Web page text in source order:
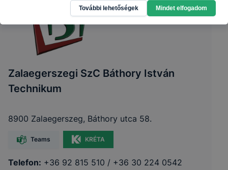
Zalaegerszegi SzC Báthory István
Technikum
8900 Zalaegerszeg, Báthory utca 58.
Teams KRÉTA
Telefon: +36 92 815 510 / +36 30 224 0542
További lehetőségek Mindet elfogadom